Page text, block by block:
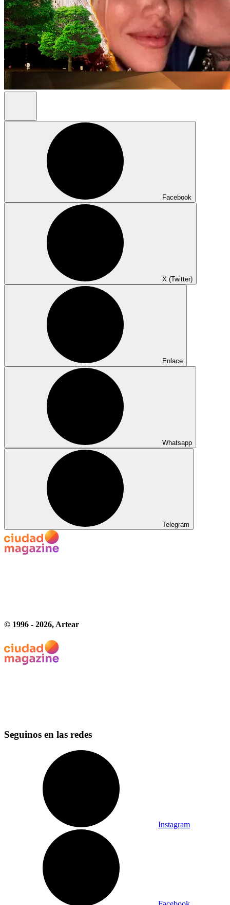
Facebook
X (Twitter)
Enlace
Whatsapp
Telegram
© 1996 - 2026, Artear
Seguinos en las redes
Instagram